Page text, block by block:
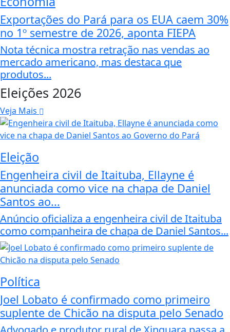
Exportações do Pará para os EUA caem 30%
no 1º semestre de 2026, aponta FIEPA
Nota técnica mostra retração nas vendas ao
mercado americano, mas destaca que
produtos...
Eleições 2026
Veja Mais
Eleição
Engenheira civil de Itaituba, Ellayne é
anunciada como vice na chapa de Daniel
Santos ao...
Anúncio oficializa a engenheira civil de Itaituba
como companheira de chapa de Daniel Santos...
Política
Joel Lobato é confirmado como primeiro
suplente de Chicão na disputa pelo Senado